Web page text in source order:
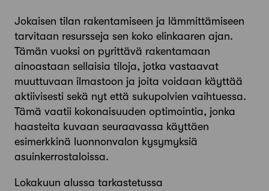
Jokaisen tilan rakentamiseen ja lämmittämiseen
tarvitaan ­resursseja sen koko elin­kaaren ajan.
Tämän vuoksi on pyrittävä rakentamaan
ainoastaan sellaisia tiloja, jotka vastaavat
muuttuvaan ilmastoon ja joita voidaan käyttää
aktiivisesti sekä nyt että sukupolvien vaihtuessa.
Tämä vaatii kokonaisuuden optimointia, jonka
haasteita kuvaan seuraavassa käyttäen
esimerkkinä luonnonvalon kysymyksiä
asuinkerrostaloissa.
Lokakuun alussa tarkastetussa